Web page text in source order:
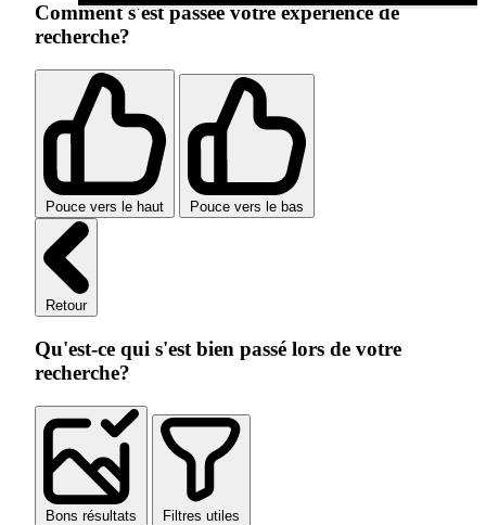
Comment s'est passée votre expérience de
recherche?
Pouce vers le haut Pouce vers le bas
Retour
Qu'est-ce qui s'est bien passé lors de votre
recherche?
Bons résultats Filtres utiles